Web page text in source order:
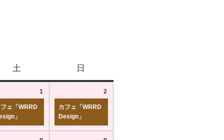
土 日
1
ェ「WRRD
」
2
カフェ「WRRD
Design」